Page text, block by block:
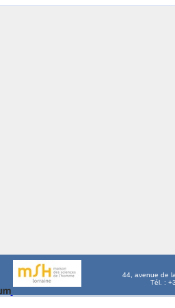
44, avenue de
Tél. :